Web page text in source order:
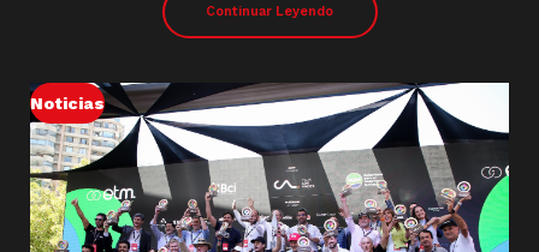
Continuar Leyendo
Noticias